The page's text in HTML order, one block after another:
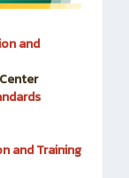
and
and Training